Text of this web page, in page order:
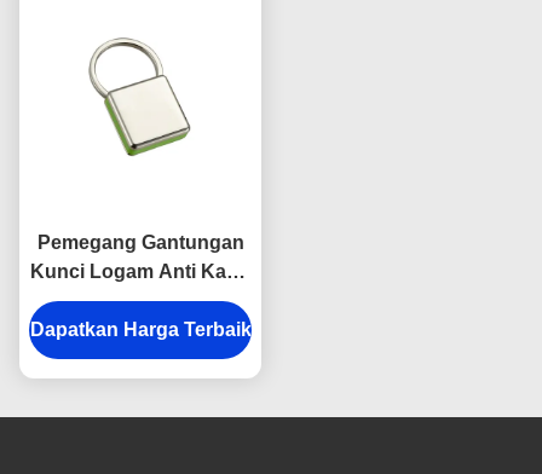
Pemegang Gantungan
Kunci Logam Anti Karat
Warna-warni Snap Hook
Gantungan Kunci
Plastik Persegi
Dapatkan Harga Terbaik